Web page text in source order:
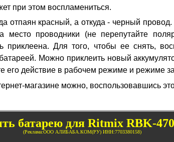
при этом воспламениться.
отпаян красный, а откуда - черный
проводники (не перепутайте
Для того, чтобы ее снять,
Можно приклеить новый
его действие в рабочем режиме и режиме
магазине можно, воспользовавшись
батарею для Ritmix RBK-